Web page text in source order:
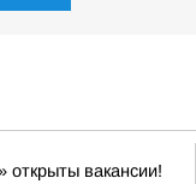
вакансии!